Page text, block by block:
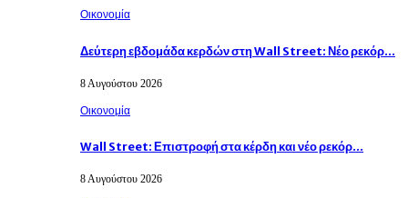
Οικονομία
Δεύτερη εβδομάδα κερδών στη Wall Street: Νέο ρεκόρ…
8 Αυγούστου 2026
Οικονομία
Wall Street: Επιστροφή στα κέρδη και νέο ρεκόρ…
8 Αυγούστου 2026